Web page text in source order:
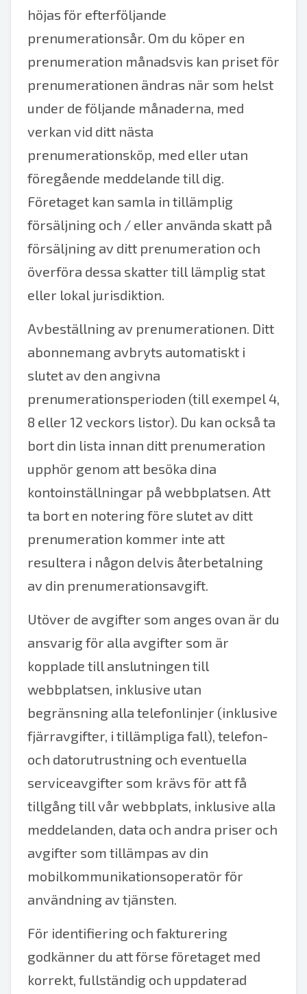
höjas för efterföljande
prenumerationsår. Om du köper en
prenumeration månadsvis kan priset för
prenumerationen ändras när som helst
under de följande månaderna, med
verkan vid ditt nästa
prenumerationsköp, med eller utan
föregående meddelande till dig.
Företaget kan samla in tillämplig
försäljning och / eller använda skatt på
försäljning av ditt prenumeration och
överföra dessa skatter till lämplig stat
eller lokal jurisdiktion.
Avbeställning av prenumerationen. Ditt
abonnemang avbryts automatiskt i
slutet av den angivna
prenumerationsperioden (till exempel 4,
8 eller 12 veckors listor). Du kan också ta
bort din lista innan ditt prenumeration
upphör genom att besöka dina
kontoinställningar på webbplatsen. Att
ta bort en notering före slutet av ditt
prenumeration kommer inte att
resultera i någon delvis återbetalning
av din prenumerationsavgift.
Utöver de avgifter som anges ovan är du
ansvarig för alla avgifter som är
kopplade till anslutningen till
webbplatsen, inklusive utan
begränsning alla telefonlinjer (inklusive
fjärravgifter, i tillämpliga fall), telefon-
och datorutrustning och eventuella
serviceavgifter som krävs för att få
tillgång till vår webbplats, inklusive alla
meddelanden, data och andra priser och
avgifter som tillämpas av din
mobilkommunikationsoperatör för
användning av tjänsten.
För identifiering och fakturering
godkänner du att förse företaget med
korrekt, fullständig och uppdaterad